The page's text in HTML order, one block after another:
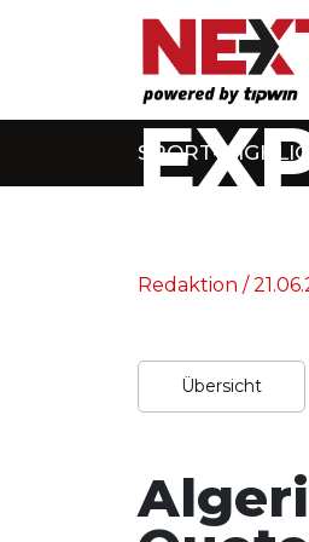
SPORT-
Redaktion /
Übersicht